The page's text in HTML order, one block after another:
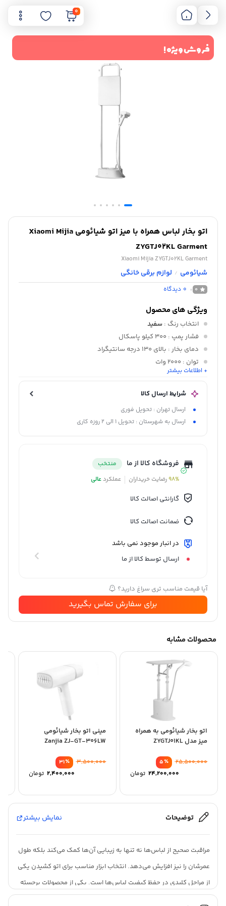
0
فروش ویژه !
اتو بخار لباس همراه با میز اتو شیائومی Xiaomi Mijia
ZYGTJ02KL Garment
Xiaomi Mijia ZYGTJ02KL Garment
شیائومی / لوازم برقی خانگی
0
0 دیدگاه
ویژگی های محصول
انتخاب رنگ : سفید
فشار پمپ : 300 کیلو پاسکال
دمای بخار : بالای 130 درجه سانتیگراد
توان : 2000 وات
ولتاژ: 220 ولت
+ اطلاعات بیشتر
شرایط ارسال کالا
ارسال تهران : تحویل فوری
ارسال به شهرستان : تحویل 1 الی 2 روزه کاری
فروشگاه کالا از ما
منتخب
98%رضایت خریداران عملکردعالی
گارانتی اصالت کالا
ضمانت اصالت کالا
در انبار موجود نمی باشد
ارسال توسط کالا از ما
آیا قیمت مناسب تری سراغ دارید؟
برای سفارش تماس بگیرید
محصولات مشابه
اتو بخار شیائومی به همراه
میز مدل ZYGTJ01KL
٪5 25,500,000
قیمت
اصلی:
بود.
24,200,000 تومان
قیمت
فعلی:
24,200,000 تومان.
مینی اتو بخار شیائومی
Zanjia ZJ-GT-306LW
٪31 3,500,000
قیمت
اصلی:
بود.
2,400,000 تومان
قیمت
فعلی:
2,400,000
توضیحات نمایش بیشتر
مراقبت صحیح از لباس‌ها نه تنها به زیبایی آن‌ها کمک می‌کند بلکه طول
عمرشان را نیز افزایش می‌دهد. انتخاب ابزار مناسب برای اتو کشیدن یکی
از مراحل کلیدی در حفظ کیفیت لباس‌ها است. یکی از محصولات برجسته